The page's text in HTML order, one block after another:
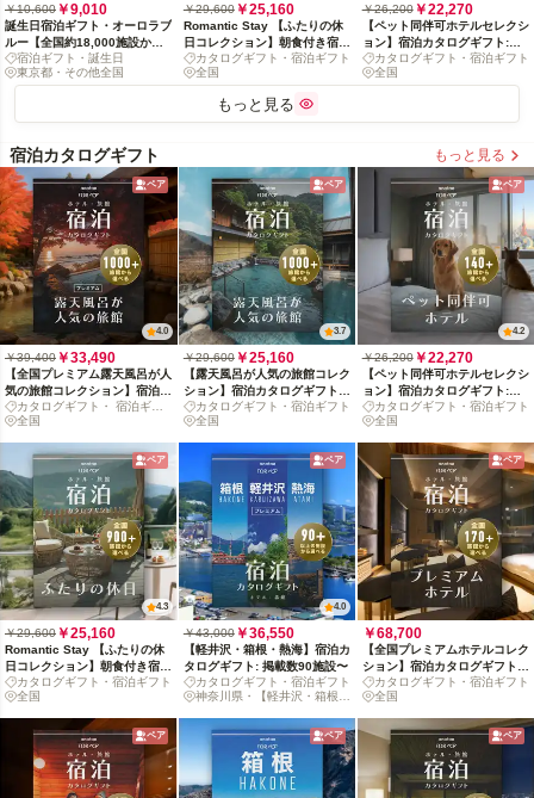
￥10,600 ￥9,010
誕生日宿泊ギフト・オーロラブ
ルー【全国約18,000施設から
選べる】
宿泊ギフト・誕生日
東京都・その他全国
￥29,600￥25,160
Romantic Stay 【ふたりの休
日コレクション】朝食付き宿泊
カタログギフト: 掲載数900+施
設〜
カタログギフト・宿泊ギフト
全国
￥26,200￥22,270
【ペット同伴可ホテルセレクシ
ョン】宿泊カタログギフト:
140+施設〜
カタログギフト・宿泊ギフト
全国
もっと見る
宿泊カタログギフト もっと見る
ペア
4.0
￥39,400 ￥33,490
【全国プレミアム露天風呂が人
気の旅館コレクション】宿泊カ
タログギフト: 掲載数1,000+施
設〜
カタログギフト・ 宿泊ギフ
ト
全国
ペア
3.7
￥29,600￥25,160
【露天風呂が人気の旅館コレク
ション】宿泊カタログギフト:
掲載数1,000+施設〜
カタログギフト・宿泊ギフト
全国
ペア
4.2
￥26,200￥22,270
【ペット同伴可ホテルセレクシ
ョン】宿泊カタログギフト:
140+施設〜
カタログギフト・宿泊ギフト
全国
ペア
4.3
￥29,600 ￥25,160
Romantic Stay 【ふたりの休
日コレクション】朝食付き宿泊
カタログギフト: 掲載数900+施
設〜
カタログギフト・宿泊ギフト
全国
ペア
4.0
￥43,000￥36,550
【軽井沢・箱根・熱海】宿泊カ
タログギフト: 掲載数90施設〜
カタログギフト・宿泊ギフト
神奈川県・【軽井沢・箱根・
ペア
￥68,700
【全国プレミアムホテルコレク
ション】宿泊カタログギフト:
掲載数170+施設〜
カタログギフト・宿泊ギフト
全国
ペア ペア ペア